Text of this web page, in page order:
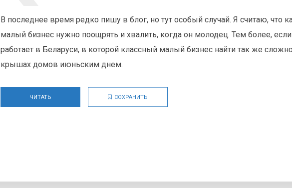
В последнее время редко пишу в блог, но тут особый случай. Я считаю, что
малый бизнес нужно поощрять и хвалить, когда он молодец. Тем более, если
работает в Беларуси, в которой классный малый бизнес найти так же
крышах домов июньским днем.
ЧИТАТЬ СОХРАНИТЬ